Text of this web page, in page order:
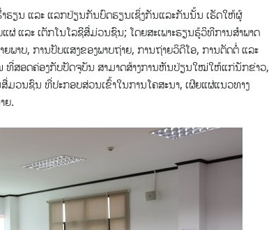
ຽນ ແລະ ແລກປ່ຽນກັນບົດຮຽນເຊິ່ງກັນແລະກັນນັ້ນ ເຮັດໃຫ້ຜູ້
ຜ່ ແລະ ເຕັກໂນໂລຊີສື່ມ່ວນຊົນ; ໂດຍສະເພາະຮຽນຮູ້ວິທີການສໍາພາດ
າບ, ການປັບແສງຂອງພາບຖ່າຍ, ການຖ່າຍວິດີໂອ, ການຕັດຕໍ່ ແລະ
ສອດຄ່ອງກັບປັດຈຸບັນ ສາມາດສ້າງການຫັນປ່ຽນໃໝ່ໃຫ້ແກ່ນັກຂ່າວ,
ວນຊົນ ທີ່ປະກອບສ່ວນເຂົ້າໃນການໂຄສະນາ, ເຜີຍແຜ່ແນວທາງ
ຍ.